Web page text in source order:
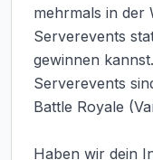
mehrmals in der
Serverevents
gewinnen
Serverevents
Battle Royale
Haben wir dein